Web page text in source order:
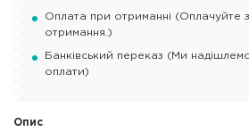
Оплата при отриманні (Оплачуйте
отримання.)
Банківський переказ (Ми
оплати)
Опис